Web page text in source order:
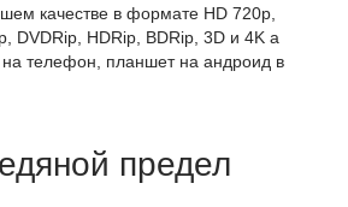
качестве в формате HD 720p,
DVDRip, HDRip, BDRip, 3D и 4K а
на телефон, планшет на андроид в
предел